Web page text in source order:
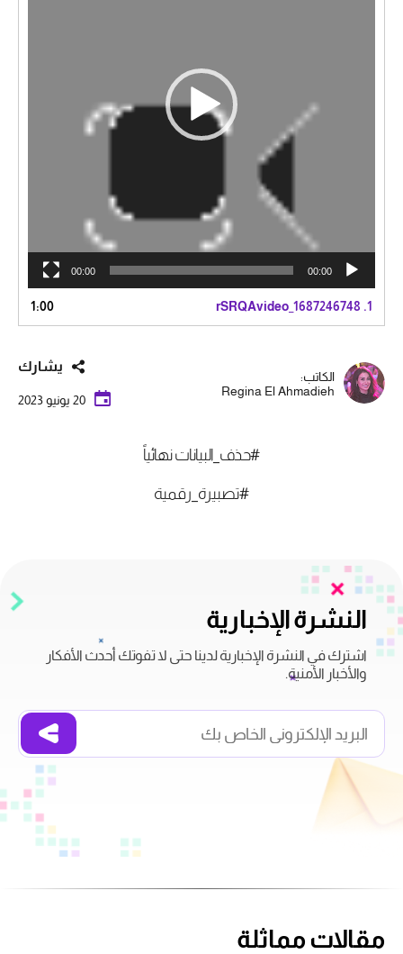
00:00
00:00
1.
rSRQAvideo_1687246748
1:00
الكاتب:
Regina El Ahmadieh
يشارك
20 يونيو 2023
#حذف_البيانات نهائياً
#تصبيرة_رقمية
النشرة الإخبارية
اشترك في النشرة الإخبارية لدينا حتى لا تفوتك أحدث الأفكار
والأخبار الأمنية.
مقالات مماثلة